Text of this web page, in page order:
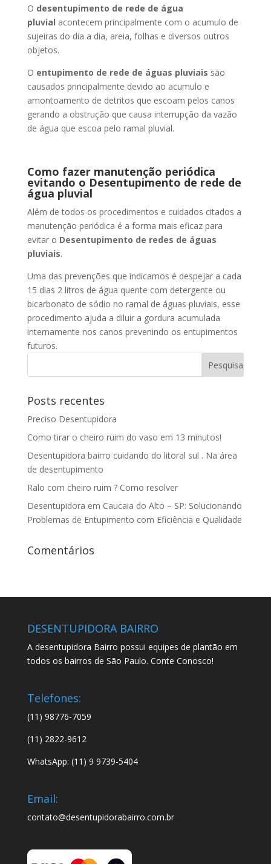
O desentupimento de rede de água
pluvial acontecem principalmente com o acumulo de
sujeiras do dia a dia, areia, folhas e diversos outros
objetos.
O entupimento de rede de águas pluviais são
causados principalmente devido ao acumulo e
amontoamento de detritos que escoam pelos canos
gerando a obstrução que causa interrupção da vazão
de água que escoa pelo ramal pluvial.
Como fazer manutenção periódica
evitando o Desentupimento de rede de
água pluvial
Além de todos os procedimentos e cuidados citados a
manutenção periódica é a forma mais eficaz para
evitar o Desentupimento de redes de águas
pluviais.
Uma das prevenções que indicamos é despejar a cada
15 dias 2 litros de água quente com detergente ou
bicarbonato de sódio no ramal de águas pluviais, esse
procedimento ajuda a diluir a gordura acumulada
internamente nos canos prevenindo os entupimentos
futuros.
Posts recentes
Preciso Desentupidora
Como tirar o cheiro ruim do vaso em 13 minutos!
Desentupidora bairro cuidando do litoral sul . Na área
de desentupimento
Ralo com cheiro ruim ? Como resolver
Desentupidora em Caucaia do Alto – SP: Solucionando
Problemas de Entupimento com Eficiência e Qualidade
Comentários
DESENTUPIDORA BAIRRO
A desentupidora Bairro possui equipes de plantão em
todos os bairros de São Paulo. Conte Conosco!
Telefones:
(11) 98776-7059
(11) 2822-9612
WhatsApp: (11) 9 9739-5404
Email:
contato@desentupidorabairro.com.br